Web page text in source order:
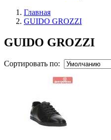
Главная
GUIDO GROZZI
GUIDO GROZZI
Сортировать по: